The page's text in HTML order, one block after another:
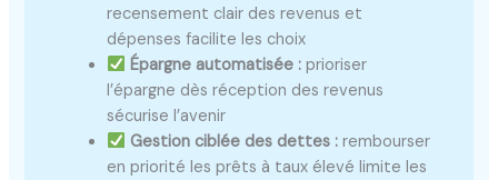
recensement clair des revenus et
dépenses facilite les choix
Épargne automatisée :prioriser
l’épargne dès réception des revenus
sécurise l’avenir
Gestion ciblée des dettes :rembourser
en priorité les prêts à taux élevé limite les